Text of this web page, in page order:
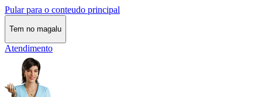
Pular para o conteudo principal
Tem no magalu
Atendimento